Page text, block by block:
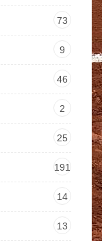
73
9
46
2
25
191
14
13